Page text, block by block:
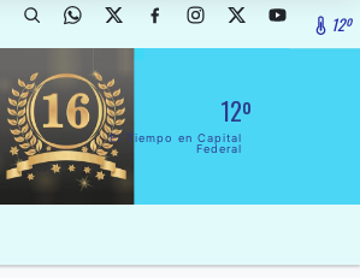
12º
12º
El Tiempo en Capital
Federal